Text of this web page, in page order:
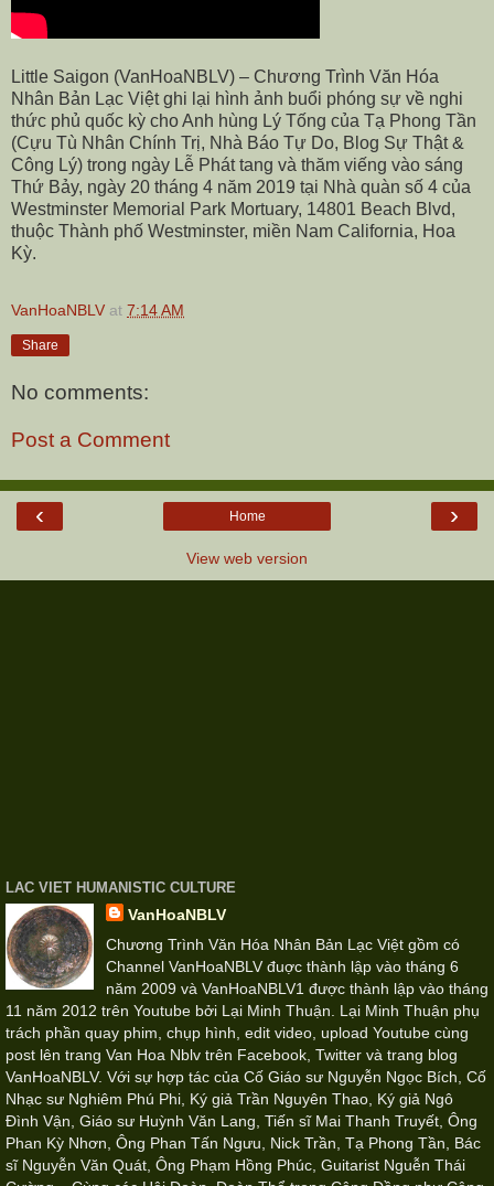
Little Saigon (VanHoaNBLV) – Chương Trình Văn Hóa
Nhân Bản Lạc Việt ghi lại hình ảnh buổi phóng sự về nghi
thức phủ quốc kỳ cho Anh hùng Lý Tống của Tạ Phong Tần
(Cựu Tù Nhân Chính Trị, Nhà Báo Tự Do, Blog Sự Thật &
Công Lý) trong ngày Lễ Phát tang và thăm viếng vào sáng
Thứ Bảy, ngày 20 tháng 4 năm 2019 tại Nhà quàn số 4 của
Westminster Memorial Park Mortuary, 14801 Beach Blvd,
thuộc Thành phố Westminster, miền Nam California, Hoa
Kỳ.
VanHoaNBLV at 7:14 AM
Share
No comments:
Post a Comment
‹ ›
Home
View web version
LAC VIET HUMANISTIC CULTURE
VanHoaNBLV
Chương Trình Văn Hóa Nhân Bản Lạc Việt gồm có
Channel VanHoaNBLV đuợc thành lập vào tháng 6
năm 2009 và VanHoaNBLV1 được thành lập vào tháng
11 năm 2012 trên Youtube bởi Lại Minh Thuận. Lại Minh Thuận phụ
trách phần quay phim, chụp hình, edit video, upload Youtube cùng
post lên trang Van Hoa Nblv trên Facebook, Twitter và trang blog
VanHoaNBLV. Với sự hợp tác của Cố Giáo sư Nguyễn Ngọc Bích, Cố
Nhạc sư Nghiêm Phú Phi, Ký giả Trần Nguyên Thao, Ký giả Ngô
Đình Vận, Giáo sư Huỳnh Văn Lang, Tiến sĩ Mai Thanh Truyết, Ông
Phan Kỳ Nhơn, Ông Phan Tấn Ngưu, Nick Trần, Tạ Phong Tần, Bác
sĩ Nguyễn Văn Quát, Ông Phạm Hồng Phúc, Guitarist Nguễn Thái